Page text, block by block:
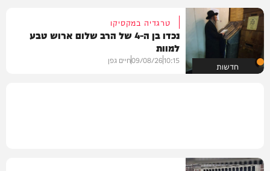
חדשות
טרגדיה במקסיקו
נכדו בן ה-4 של הרב שלום ארוש טבע
למוות
10:15
09/08/26חיים גפן